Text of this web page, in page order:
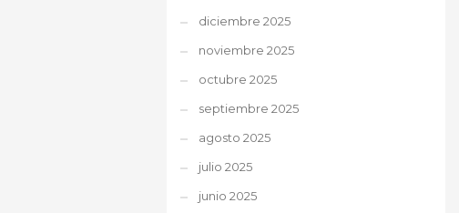
diciembre 2025
noviembre 2025
octubre 2025
septiembre 2025
agosto 2025
julio 2025
junio 2025